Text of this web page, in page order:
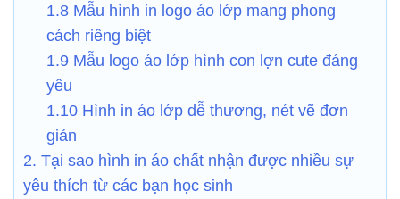
1.8 Mẫu hình in logo áo lớp mang phong
cách riêng biệt
1.9 Mẫu logo áo lớp hình con lợn cute đáng
yêu
1.10 Hình in áo lớp dễ thương, nét vẽ đơn
giản
2. Tại sao hình in áo chất nhận được nhiều sự
yêu thích từ các bạn học sinh